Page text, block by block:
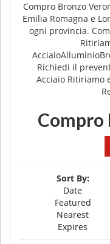
Compro Bronzo
Emilia Romagna e
ogni provincia.
Richiedi il
Acciaio Ritiriamo
Compro
Sort By:
Date
Featured
Nearest
Expires